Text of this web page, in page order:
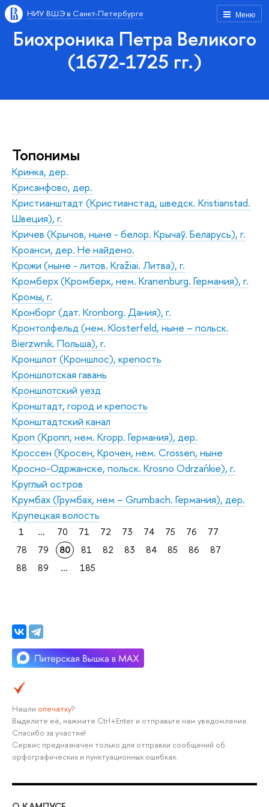
Меню
НИУ ВШЭ в Санкт-Петербурге
Биохроника Петра Великого
(1672-1725 гг.)
Топонимы
Кринка, дер.
Крисанфово, дер.
Кристианштадт (Кристианстад, шведск. Kristianstad.
Швеция), г.
Кричев (Крычов, ныне - белор. Крычаў. Беларусь), г.
Кроанси, дер. Не найдено.
Крожи (ныне - литов. Kražiai. Литва), г.
Кромберх (Кромберк, нем. Kranenburg. Германия), г.
Кромы, г.
Кронборг (дат. Kronborg. Дания), г.
Кронтолфельд (нем. Klosterfeld, ныне – польск.
Bierzwnik. Польша), г.
Кроншлот (Кроншлос), крепость
Кроншлотская гавань
Кроншлотский уезд
Кронштадт, город и крепость
Кронштадтский канал
Кроп (Кропп, нем. Kropp. Германия), дер.
Кроссен (Кросен, Крочен, нем. Crossen, ныне
Кросно-Одржанске, польск. Krosno Odrzańkie), г.
Круглый остров
Крумбах (Грумбах, нем – Grumbach. Германия), дер.
Крупецкая волость
1 ... 70 71 72 73 74 75 76
77
78
79 80 81 82 83 84 85 86
87
88
89 ... 185
Нашли опечатку?
Выделите её, нажмите Ctrl+Enter и отправьте нам уведомление.
Спасибо за участие!
Сервис предназначен только для отправки сообщений об
орфографических и пунктуационных ошибках.